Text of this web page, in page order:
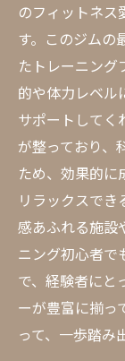
のフィットネス
す。このジムの
たトレーニング
的や体力レベル
サポートしてく
が整っており、
ため、効果的に
リラックスでき
感あふれる施設
ニング初心者で
で、経験者にと
ーが豊富に揃っ
って、一歩踏み